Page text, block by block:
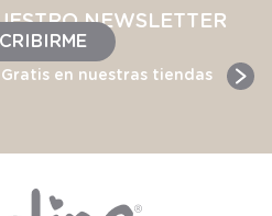
NEWSLETTER
en nuestras tiendas